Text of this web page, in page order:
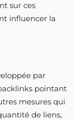
sur ces
influencer la
par
pointant
mesures qui
de liens,